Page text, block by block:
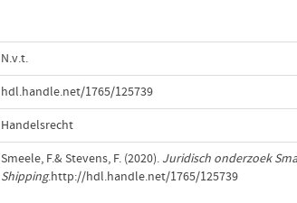
N.v.t.
hdl.handle.net/1765/125739
Handelsrecht
Smeele, F.& Stevens, F. (2020). Juridisch onderzoek
Shipping.http://hdl.handle.net/1765/125739